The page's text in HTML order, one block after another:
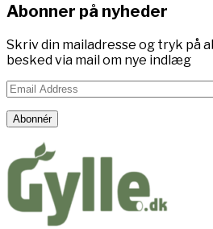
Abonner på nyheder
Skriv din mailadresse og tryk på
besked via mail om nye indlæg
Email
Address
Abonnér